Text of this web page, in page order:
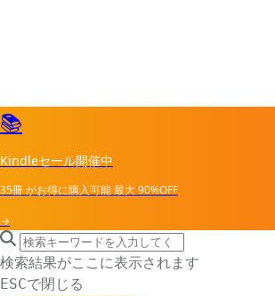
📚
Kindleセール開催中
35冊がお得に購入可能最大90%OFF
→
search icon
サイト内検索
検索結果がここに表示されます
ESCで閉じる